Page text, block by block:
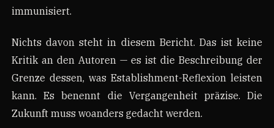
immunisiert.
Nichts davon steht in diesem Bericht. Das ist keine
Kritik an den Autoren — es ist die Beschreibung der
Grenze dessen, was Establishment-Reflexion leisten
kann. Es benennt die Vergangenheit präzise. Die
Zukunft muss woanders gedacht werden.